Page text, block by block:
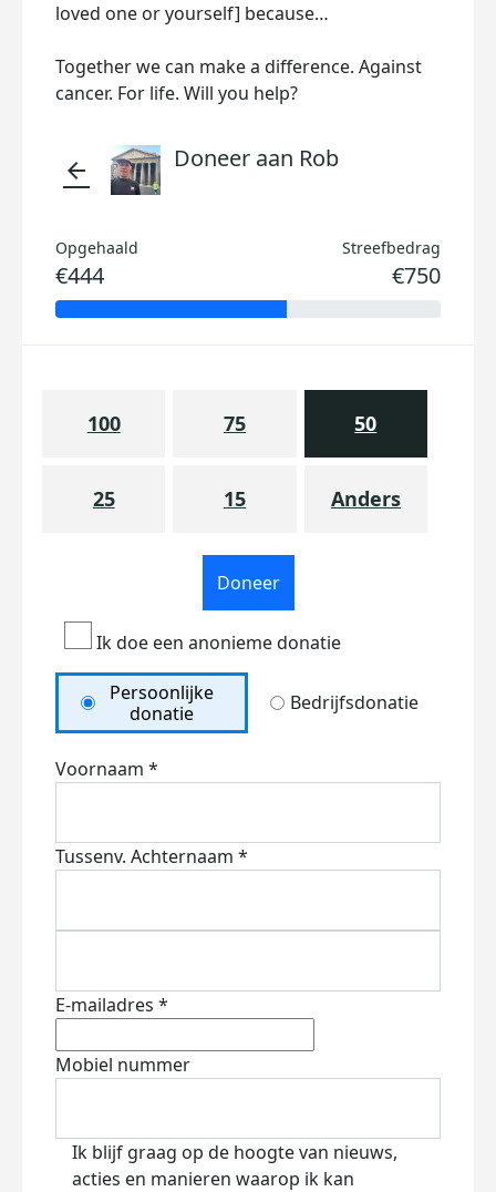
loved one or yourself] because…
Together we can make a difference. Against
cancer. For life. Will you help?
arrow_back Doneer aan Rob
Opgehaald
€444
Streefbedrag
€750
100 75 50
25 15 Anders
Doneer
Ik doe een anonieme donatie
Persoonlijke
donatie
Bedrijfsdonatie
Voornaam *
Tussenv. Achternaam *
E-mailadres *
Mobiel nummer
Ik blijf graag op de hoogte van nieuws,
acties en manieren waarop ik kan